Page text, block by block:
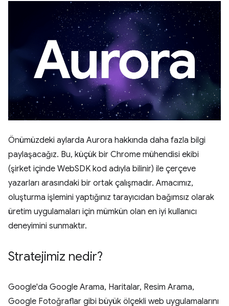
Önümüzdeki aylarda Aurora hakkında daha fazla bilgi
paylaşacağız. Bu, küçük bir Chrome mühendisi ekibi
(şirket içinde WebSDK kod adıyla bilinir) ile çerçeve
yazarları arasındaki bir ortak çalışmadır. Amacımız,
oluşturma işlemini yaptığınız tarayıcıdan bağımsız olarak
üretim uygulamaları için mümkün olan en iyi kullanıcı
deneyimini sunmaktır.
Stratejimiz nedir?
Google'da Google Arama, Haritalar, Resim Arama,
Google Fotoğraflar gibi büyük ölçekli web uygulamalarını